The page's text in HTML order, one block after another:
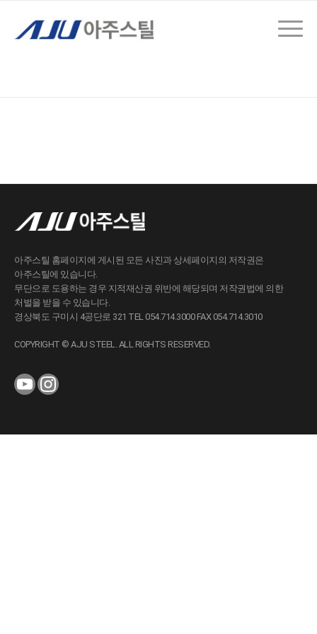
아주스틸 홈페이지에 게시된 모든 사진과 상세페이지의 저작권은
아주스틸에 있습니다.
무단으로 도용하는 경우 지적재산권 위반에 해당되며 저작권법에 의한
처벌을 받을 수 있습니다.
경상북도 구미시 4공단로 321 TEL 054.714.3000 FAX 054.714.3010
COPYRIGHT © AJU STEEL. ALL RIGHTS RESERVED.